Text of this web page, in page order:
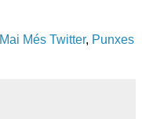
Mai Més Twitter, Punxes